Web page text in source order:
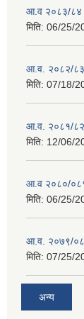
आ.व २०८३/८४
मिति: 06/25/
आ.व. २०८२/
मिति: 07/18/
आ.व. २०८१/८२
मिति: 12/06/
आ.व २०८०/
मिति: 06/25/
आ.व. २०७९/
मिति: 07/25/
अन्य